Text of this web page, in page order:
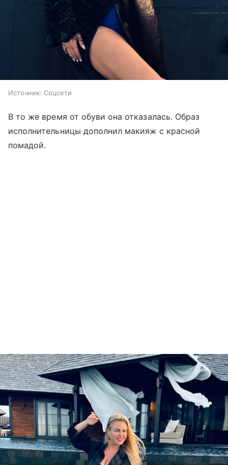
Источник: Соцсети
В то же время от обуви она отказалась. Образ
исполнительницы дополнил макияж с красной
помадой.